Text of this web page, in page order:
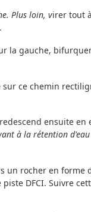
Plus loin, virer tout
la gauche,
ce chemin
ensuite en
à la rétention
rocher en forme
DFCI. Suivre